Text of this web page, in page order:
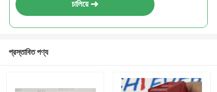
চালিয়ে
প্রস্তাবিত পণ্য